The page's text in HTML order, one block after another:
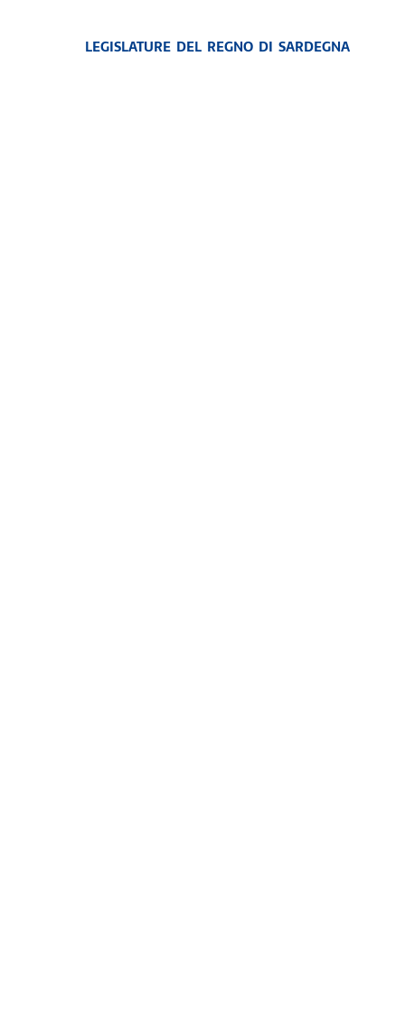
LEGISLATURE DEL REGNO DI SARDEGNA